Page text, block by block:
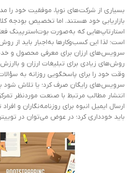
بسیاری از شرکت‌های نوپا، موفقیت خود
بازاریابی خود هستند. اما تخصیص بودجه
استارتاپ‌هایی که به‌صورت بوت‌استرپینگ
است؛ لذا این کسب‌وکارها به‌اجبار باید از
سرویس‌های ارزان برای معرفی محصول و
روش‌های زیادی برای تبلیغات ارزان و
وقت خود را برای پاسخگویی روزانه به
سرویس‌های رایگان صرف کرد؛ یا تلاش شود با
انتشار مطالب مرتبط با صنعت موردنظر
ارسال ایمیل انبوه برای روزنامه‌نگاران و
باید خودداری کرد؛ در عوض می‌توان در